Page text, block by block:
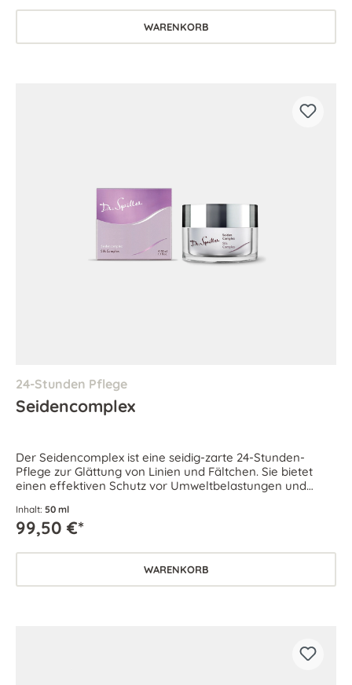
WARENKORB
24-Stunden Pflege
Seidencomplex
Der Seidencomplex ist eine seidig-zarte 24-Stunden-
Pflege zur Glättung von Linien und Fältchen. Sie bietet
einen effektiven Schutz vor Umweltbelastungen und
Inhalt: 50 ml
99,50 €*
WARENKORB